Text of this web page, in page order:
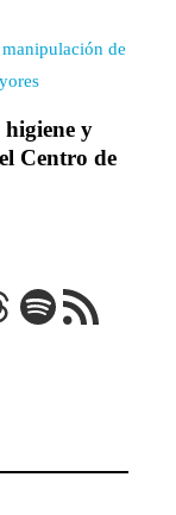
higiene y
Centro de
Spotify
Feed RSS